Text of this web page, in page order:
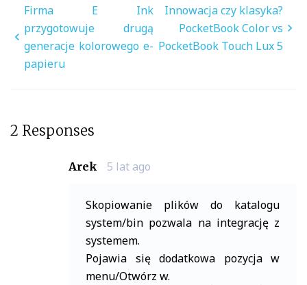
Nawigacja
wpisu
Firma E Ink
przygotowuje drugą
generacje kolorowego e-
papieru
Innowacja czy klasyka?
PocketBook Color vs
PocketBook Touch Lux 5
2 Responses
Arek 5 lat ago
Skopiowanie plików do katalogu
system/bin pozwala na integrację z
systemem.
Pojawia się dodatkowa pozycja w
menu/Otwórz w.